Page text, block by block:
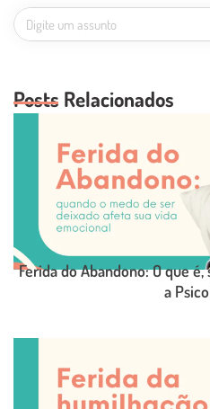
Posts Relacionados
LEIA O POST
Ferida do Abandono: O que
a